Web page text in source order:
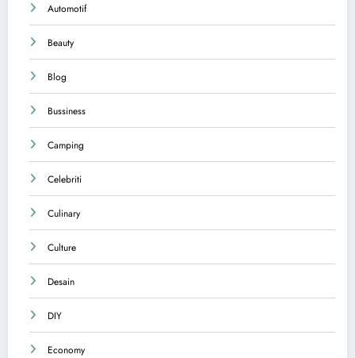
Automotif
Beauty
Blog
Bussiness
Camping
Celebriti
Culinary
Culture
Desain
DIY
Economy